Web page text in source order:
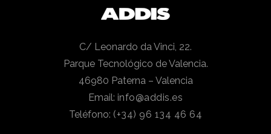
C/ Leonardo da Vinci, 22.
Parque Tecnológico de Valencia.
46980 Paterna – Valencia
Email: info@addis.es
Teléfono: (+34) 96 134 46 64